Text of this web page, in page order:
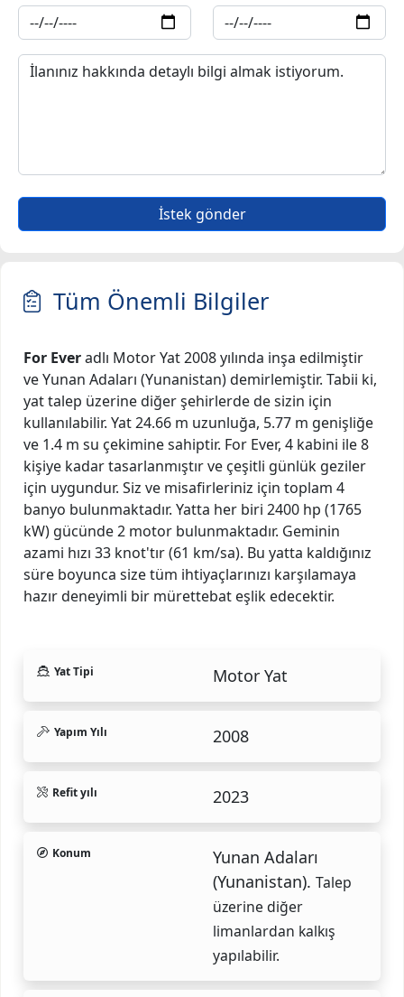
İstek gönder
Tüm Önemli Bilgiler
For Everadlı Motor Yat 2008 yılında inşa edilmiştir
ve Yunan Adaları (Yunanistan) demirlemiştir. Tabii ki,
yat talep üzerine diğer şehirlerde de sizin için
kullanılabilir. Yat 24.66 m uzunluğa, 5.77 m genişliğe
ve 1.4 m su çekimine sahiptir. For Ever, 4 kabini ile 8
kişiye kadar tasarlanmıştır ve çeşitli günlük geziler
için uygundur. Siz ve misafirleriniz için toplam 4
banyo bulunmaktadır. Yatta her biri 2400 hp (1765
kW) gücünde 2 motor bulunmaktadır. Geminin
azami hızı 33 knot'tır (61 km/sa). Bu yatta kaldığınız
süre boyunca size tüm ihtiyaçlarınızı karşılamaya
hazır deneyimli bir mürettebat eşlik edecektir.
Yat Tipi Motor Yat
Yapım Yılı 2008
Refit yılı 2023
Konum
Yunan Adaları
(Yunanistan). Talep
üzerine diğer
limanlardan kalkış
yapılabilir.